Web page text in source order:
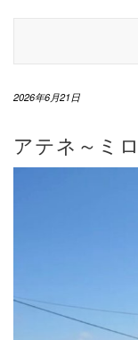
2026年6月21日
アテネ～ミ